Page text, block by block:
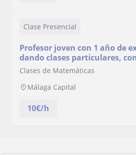
Clase Presencial
Profesor joven con 1 año de
dando clases particulares,
con gran capacidad de
Clases de Matemáticas
Málaga Capital
10€/h